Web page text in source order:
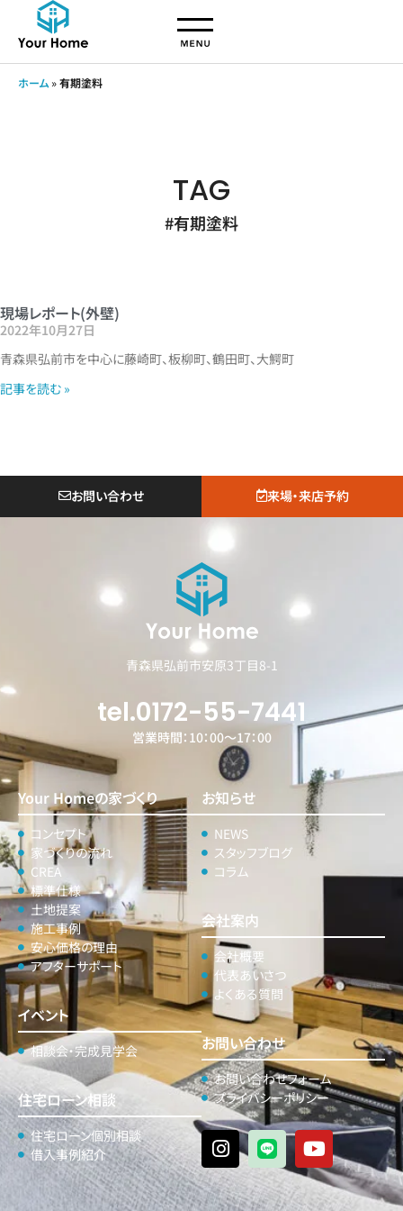
ホーム »有期塗料
TAG
#有期塗料
現場レポート(外壁)
2022年10月27日
青森県弘前市を中心に藤崎町、板柳町、鶴田町、大鰐町
記事を読む »
お問い合わせ 来場・来店予約
青森県弘前市安原3丁目8-1
tel.0172-55-7441
営業時間：10：00～17：00
Your Homeの家づくり
コンセプト
家づくりの流れ
CREA
標準仕様
土地提案
施工事例
安心価格の理由
アフターサポート
イベント
相談会・完成見学会
住宅ローン相談
住宅ローン個別相談
借入事例紹介
お知らせ
NEWS
スタッフブログ
コラム
会社案内
会社概要
代表あいさつ
よくある質問
お問い合わせ
お問い合わせフォーム
プライバシーポリシー